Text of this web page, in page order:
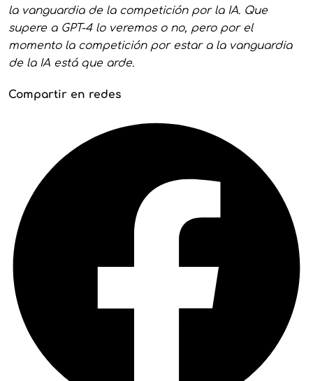
la vanguardia de la competición por la IA. Que
supere a GPT-4 lo veremos o no, pero por el
momento la competición por estar a la vanguardia
de la IA está que arde.
Compartir en redes